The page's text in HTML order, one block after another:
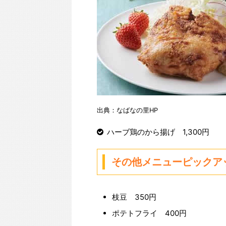
出典：なばなの里HP
ハーブ鶏のから揚げ 1,300円
その他メニューピックア
枝豆 350円
ポテトフライ 400円